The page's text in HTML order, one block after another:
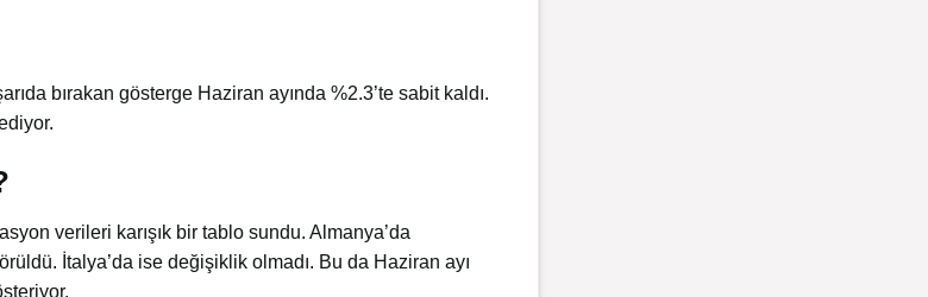
bırakan gösterge Haziran ayında %2.3’te sabit kaldı.
verileri karışık bir tablo sundu. Almanya’da
İtalya’da ise değişiklik olmadı. Bu da Haziran ayı